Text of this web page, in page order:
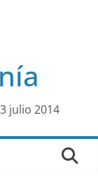
julio 2014